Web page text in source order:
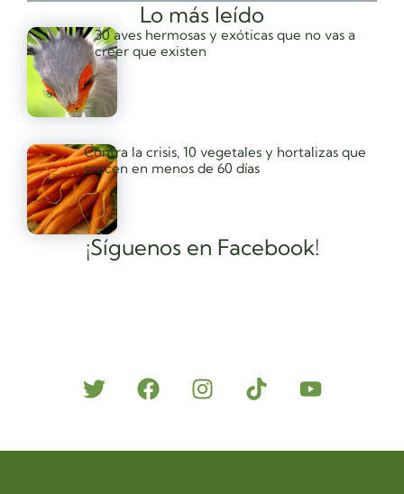
¡Síguenos en Facebook!
Lo más leído
30 aves hermosas y exóticas que no vas a
creer que existen
Contra la crisis, 10 vegetales y hortalizas que
crecen en menos de 60 días